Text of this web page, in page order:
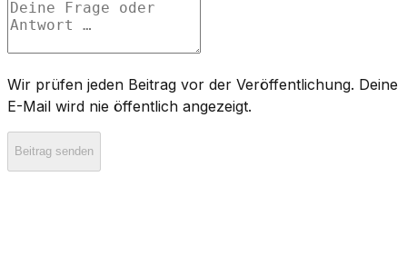
Wir prüfen jeden Beitrag vor der Veröffentlichung. Deine
E-Mail wird nie öffentlich angezeigt.
Beitrag senden